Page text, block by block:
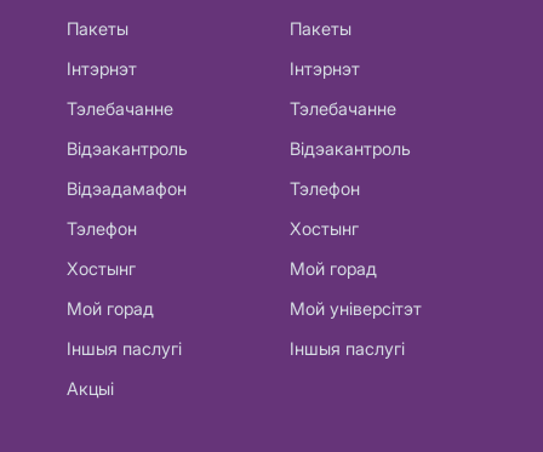
Пакеты
Інтэрнэт
Тэлебачанне
Відэакантроль
Відэадамафон
Тэлефон
Хостынг
Мой горад
Іншыя паслугі
Акцыі
Пакеты
Інтэрнэт
Тэлебачанне
Відэакантроль
Тэлефон
Хостынг
Мой горад
Мой універсітэт
Іншыя паслугі